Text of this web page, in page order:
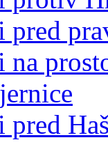
pred
na
pred